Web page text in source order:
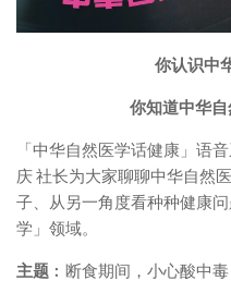
你认识中
你知道中华
「中华自然医学话健康」
庆 社长为大家聊聊中华自然
子、从另一角度看种种健康
学」领域。
主题 ︰断食期间，小心酸中毒